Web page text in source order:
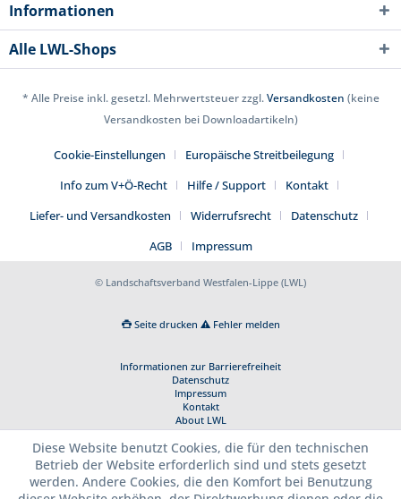
Informationen
Alle LWL-Shops
* Alle Preise inkl. gesetzl. Mehrwertsteuer zzgl.Versandkosten (keine
Versandkosten bei Downloadartikeln)
Cookie-Einstellungen
Europäische Streitbeilegung
Info zum V+Ö-Recht
Hilfe / Support
Kontakt
Liefer- und Versandkosten
Widerrufsrecht
Datenschutz
AGB
Impressum
© Landschaftsverband Westfalen-Lippe (LWL)
Seite drucken Fehler melden
Informationen zur Barrierefreiheit
Datenschutz
Impressum
Kontakt
About LWL
Diese Website benutzt Cookies, die für den technischen
Betrieb der Website erforderlich sind und stets gesetzt
werden. Andere Cookies, die den Komfort bei Benutzung